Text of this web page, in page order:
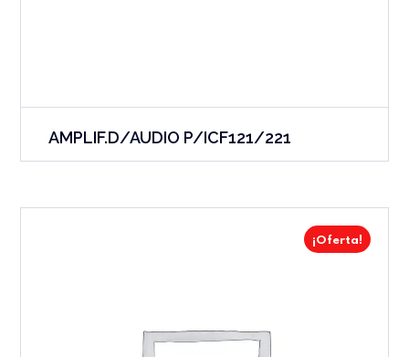
AMPLIF.D/AUDIO P/ICF121/221
¡Oferta!